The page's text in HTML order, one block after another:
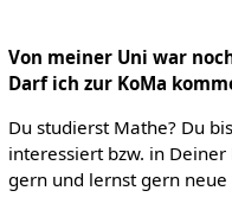
Von meiner Uni war
Darf ich zur KoMa
Du studierst Mathe? Du
interessiert bzw. in
gern und lernst gern